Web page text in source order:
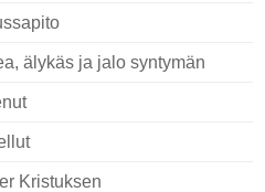
älykäs ja jalo syntymän
Kristuksen